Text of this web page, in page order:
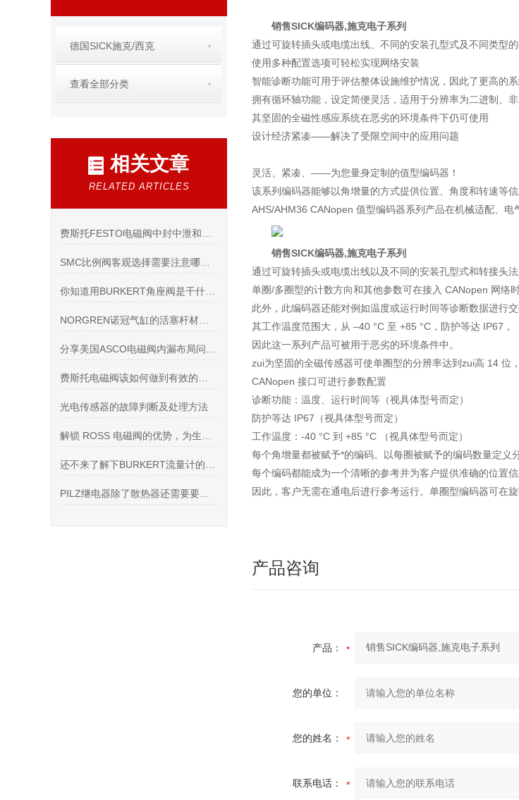
德国SICK施克/西克
查看全部分类
相关文章
RELATED ARTICLES
光电传感器的故障判断及处理方法
销售SICK编码器,施克电子系列
通过可旋转插头或电缆出线、不同的安装孔型式及不同类型
使用多种配置选项可轻松实现网络安装
智能诊断功能可用于评估整体设施维护情况，因此了更高的系
拥有循环轴功能，设定简便灵活，适用于分辨率为二进制、
其坚固的全磁性感应系统在恶劣的环境条件下仍可使用
设计经济紧凑——解决了受限空间中的应用问题
灵活、紧凑、——为您量身定制的值型编码器！
该系列编码器能够以角增量的方式提供位置、角度和转速等信
AHS/AHM36 CANopen 值型编码器系列产品在机械适配、
销售SICK编码器,施克电子系列
通过可旋转插头或电缆出线以及不同的安装孔型式和转接头
单圈/多圈型的计数方向和其他参数可在接入 CANopen 网络
此外，此编码器还能对例如温度或运行时间等诊断数据进行交
其工作温度范围大，从 –40 °C 至 +85 °C，防护等达 IP67，
因此这一系列产品可被用于恶劣的环境条件中。
zui为坚固的全磁传感器可使单圈型的分辨率达到zui高 14 位
CANopen 接口可进行参数配置
诊断功能：温度、运行时间等（视具体型号而定）
防护等达 IP67（视具体型号而定）
工作温度：-40 °C 到 +85 °C （视具体型号而定）
每个角增量都被赋予*的编码。以每圈被赋予的编码数量定义
每个编码都能成为一个清晰的参考并为客户提供准确的位置信
因此，客户无需在通电后进行参考运行。单圈型编码器可在
产品咨询
产品：
您的单位：
您的姓名：
联系电话：